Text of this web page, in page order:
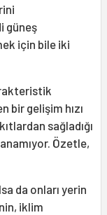
güneş
için bile iki
bir gelişim hızı
sağladığı
Özetle,
da onları yerin
iklim